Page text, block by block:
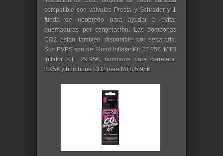
compatible con válvulas Presta y Schrader y 1
funda de neopreno para ayudar a evitar
quemaduras por congelación. Las bombonas
CO2 están también disponible por separado.
Sus PVPS son de: Road Inflator Kit 27.95€, MTB
Inflator Kit 29.95€, bombona para carretera
3.95€ y bombona CO2 para MTB 5.95€.